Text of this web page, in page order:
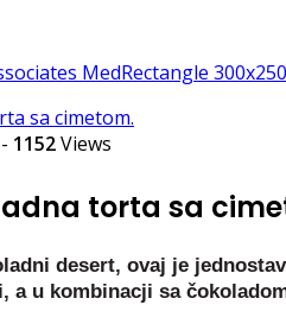
- 1152Views
torta sa
desert, ovaj je
a u kombinacji sa